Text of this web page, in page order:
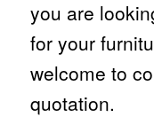
you are
for your
welcome to
quotation.